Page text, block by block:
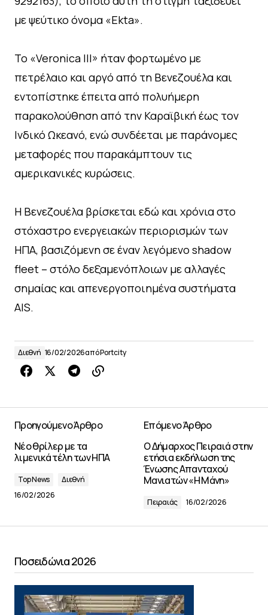
με ψεύτικο όνομα «Ekta».
Το «Veronica III» ήταν φορτωμένο με
πετρέλαιο και αργό από τη Βενεζουέλα και
εντοπίστηκε έπειτα από πολυήμερη
παρακολούθηση από την Καραϊβική έως τον
Ινδικό Ωκεανό, ενώ συνδέεται με παράνομες
μεταφορές που παρακάμπτουν τις
αμερικανικές κυρώσεις.
Η Βενεζουέλα βρίσκεται εδώ και χρόνια στο
στόχαστρο ενεργειακών περιορισμών των
ΗΠΑ, βασιζόμενη σε έναν λεγόμενο shadow
fleet – στόλο δεξαμενόπλοιων με αλλαγές
σημαίας και απενεργοποιημένα συστήματα
AIS.
Διεθνή 16/02/2026απόPortcity
Προηγούμενο Άρθρο
Νέο θρίλερ με τα
λιμενικά τέλη των ΗΠΑ
Top News
Διεθνή
16/02/2026
Επόμενο Άρθρο
Ο Δήμαρχος Πειραιά στην
ετήσια εκδήλωση της
Ένωσης Απανταχού
Μανιατών «Η Μάνη»
Πειραιάς 16/02/2026
Ποσειδώνια 2026